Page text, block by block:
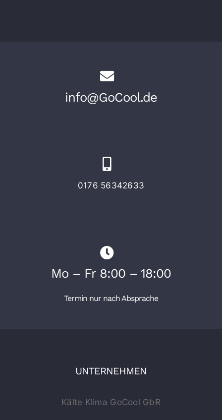
info@GoCool.de
0176 56342633
Mo – Fr 8:00 – 18:00
Termin nur nach Absprache
UNTERNEHMEN
Kälte Klima GoCool GbR